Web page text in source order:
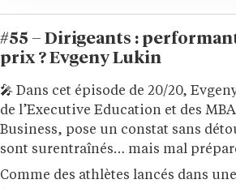
#55 – Dirigeants :
prix ? Evgeny Lukin
🎤 Dans cet épisode de 20/20,
de l’Executive Education et des
Business, pose un constat sans
sont surentraînés… mais mal
Comme des athlètes lancés dans